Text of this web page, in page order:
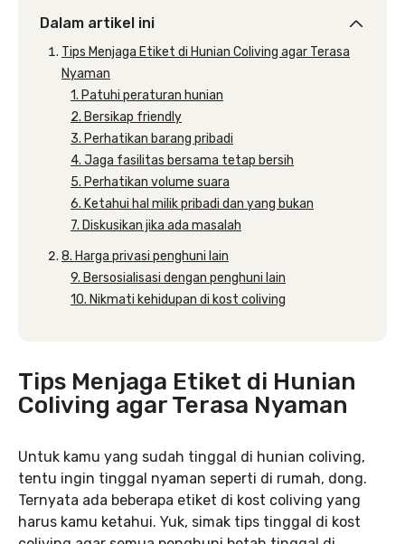
Dalam artikel ini
Tips Menjaga Etiket di Hunian Coliving agar Terasa
Nyaman
1. Patuhi peraturan hunian
2. Bersikap friendly
3. Perhatikan barang pribadi
4. Jaga fasilitas bersama tetap bersih
5. Perhatikan volume suara
6. Ketahui hal milik pribadi dan yang bukan
7. Diskusikan jika ada masalah
8. Harga privasi penghuni lain
9. Bersosialisasi dengan penghuni lain
10. Nikmati kehidupan di kost coliving
Tips Menjaga Etiket di Hunian
Coliving agar Terasa Nyaman
Untuk kamu yang sudah tinggal di hunian coliving,
tentu ingin tinggal nyaman seperti di rumah, dong.
Ternyata ada beberapa etiket di kost coliving yang
harus kamu ketahui. Yuk, simak tips tinggal di kost